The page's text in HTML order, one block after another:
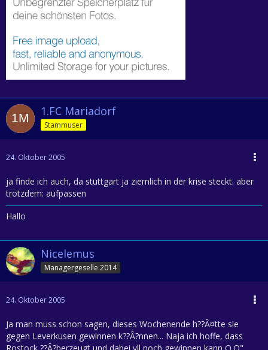
1.FC Mariadorf
Stammuser
24. Oktober 2005
ja finde ich auch, da stuttgart ja ziemlich in der krise steckt. aber
trotzdem: aufpassen
Hallo
Nicelemus
Managergeselle 2014
24. Oktober 2005
Ja man muss schon sagen, dieses Wochenende h??Â¤tte sie
gegen Leverkusen gewinnen k??Â?nnen... Naja ich hoffe, dass